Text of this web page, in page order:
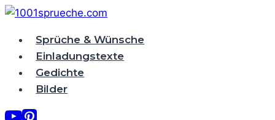
Zum
springenSprüche & Wünsche
Einladungstexte
Gedichte
Bilder